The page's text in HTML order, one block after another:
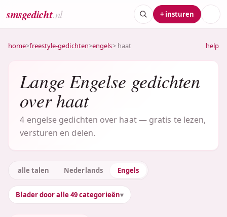
smsgedicht.nl + insturen
home>freestyle-gedichten>engels> haat help
Lange Engelse gedichten
over haat
4 engelse gedichten over haat — gratis te lezen,
versturen en delen.
alle talen Nederlands Engels
Blader door alle 49 categorieën